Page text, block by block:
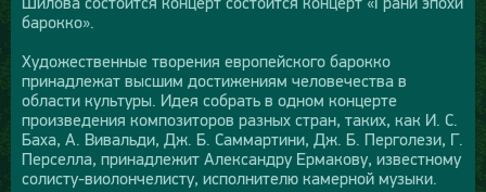
барокко».
Художественные творения европейского барокко
принадлежат высшим достижениям человечества в
области культуры. Идея собрать в одном концерте
произведения композиторов разных стран, таких, как И. С.
Баха, А. Вивальди, Дж. Б. Саммартини, Дж. Б. Перголези, Г.
Перселла, принадлежит Александру Ермакову, известному
солисту-виолончелисту, исполнителю камерной музыки.